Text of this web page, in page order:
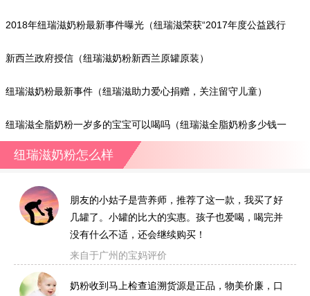
2018年纽瑞滋奶粉最新事件曝光（纽瑞滋荣获“2017年度公益践行
奖”）
新西兰政府授信（纽瑞滋奶粉新西兰原罐原装）
纽瑞滋奶粉最新事件（纽瑞滋助力爱心捐赠，关注留守儿童）
纽瑞滋全脂奶粉一岁多的宝宝可以喝吗（纽瑞滋全脂奶粉多少钱一
袋?）
纽瑞滋奶粉怎么样
朋友的小姑子是营养师，推荐了这一款，我买了好
几罐了。小罐的比大的实惠。孩子也爱喝，喝完并
没有什么不适，还会继续购买！
来自于广州的宝妈评价
奶粉收到马上检查追溯货源是正品，物美价廉，口